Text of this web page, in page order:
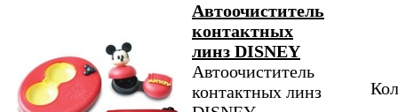
Автоочиститель
контактных
линз DISNEY
Автоочиститель
контактных линз